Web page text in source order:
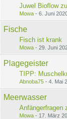
Juwel Bioflow
Mowa - 6. Juni
Fische
Fisch ist krank
Mowa - 29. Juni
Plagegeister
TIPP:
Abnoba75 - 4. Mai
Meerwasser
Anfängerfragen
Mowa - 17. März